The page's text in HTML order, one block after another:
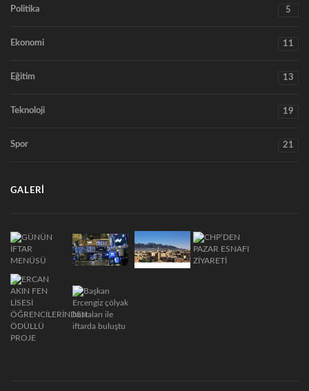
Politika 5
Ekonomi 11
Eğitim 13
Teknoloji 19
Spor 21
GALERI